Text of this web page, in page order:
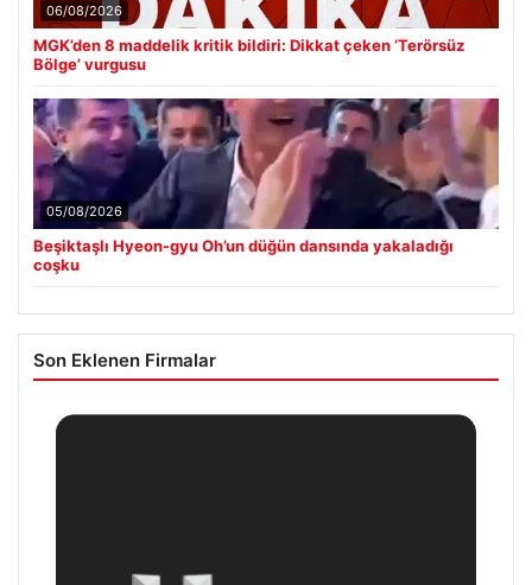
06/08/2026
MGK’den 8 maddelik kritik bildiri: Dikkat çeken ‘Terörsüz
Bölge’ vurgusu
05/08/2026
Beşiktaşlı Hyeon-gyu Oh’un düğün dansında yakaladığı
coşku
Son Eklenen Firmalar